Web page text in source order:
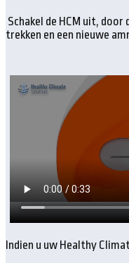
Schakel de HCM uit,
trekken en een nieuwe
Indien u uw Healthy